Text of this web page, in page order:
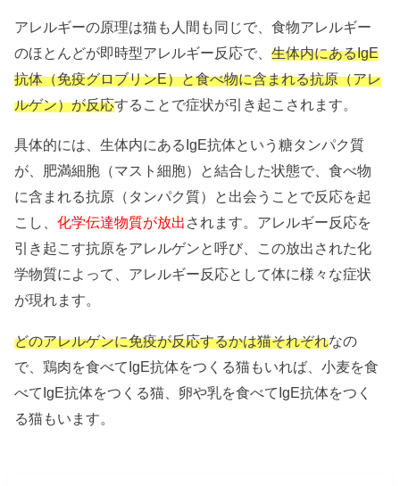
アレルギーの原理は猫も人間も同じで、食物アレルギー
のほとんどが即時型アレルギー反応で、生体内にあるIgE
抗体（免疫グロブリンE）と食べ物に含まれる抗原（アレ
ルゲン）が反応することで症状が引き起こされます。
具体的には、生体内にあるIgE抗体という糖タンパク質
が、肥満細胞（マスト細胞）と結合した状態で、食べ物
に含まれる抗原（タンパク質）と出会うことで反応を起
こし、化学伝達物質が放出 されます。アレルギー反応を
引き起こす抗原をアレルゲンと呼び、この放出された化
学物質によって、アレルギー反応として体に様々な症状
が現れます。
どのアレルゲンに免疫が反応するかは猫それぞれなの
で、鶏肉を食べてIgE抗体をつくる猫もいれば、小麦を食
べてIgE抗体をつくる猫、卵や乳を食べてIgE抗体をつく
る猫もいます。